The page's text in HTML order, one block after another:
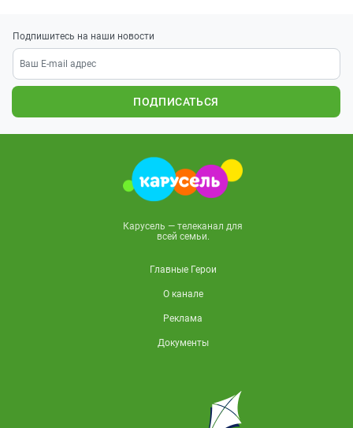
Подпишитесь на наши новости
ПОДПИСАТЬСЯ
Карусель — телеканал для
всей семьи.
Главные Герои
О канале
Реклама
Документы